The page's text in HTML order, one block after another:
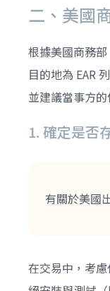
二、美國
根據美國商務
目的地為 EAR
並建議當事方
1. 確定是
有關於美國
在交易中，考